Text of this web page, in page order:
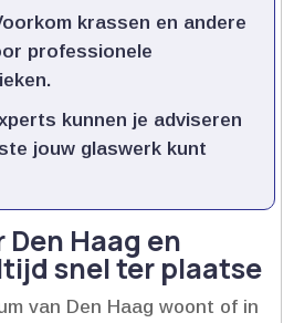
krassen en andere
professionele
kunnen je adviseren
jouw glaswerk kunt
Haag en
snel ter plaatse
van Den Haag woont of in